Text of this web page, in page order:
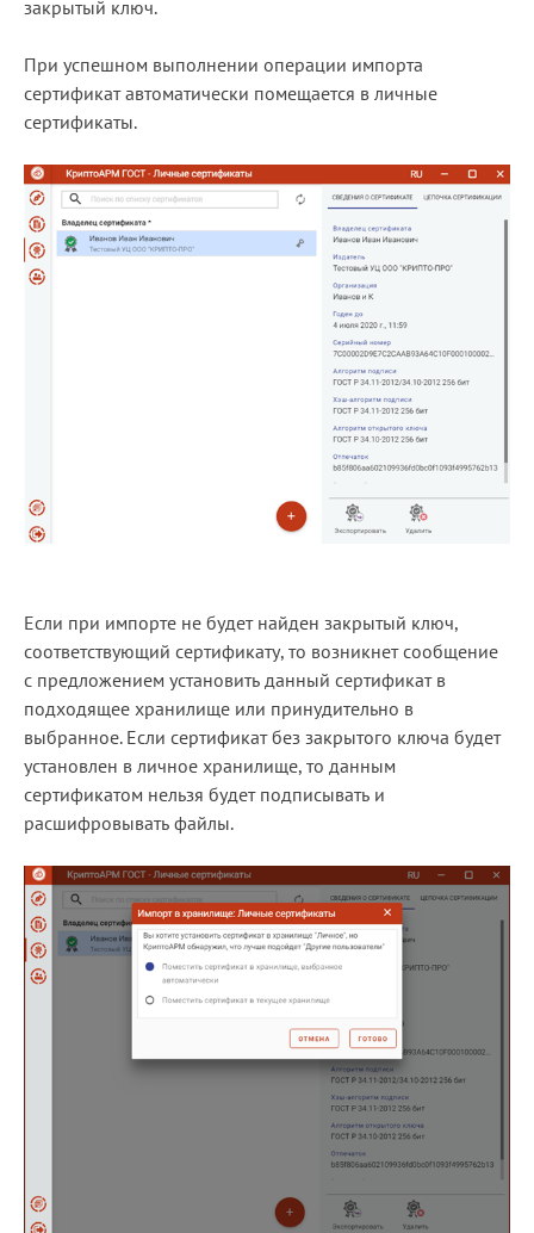
закрытый ключ.
При успешном выполнении операции импорта
сертификат автоматически помещается в личные
сертификаты.
Если при импорте не будет найден закрытый ключ,
соответствующий сертификату, то возникнет сообщение
с предложением установить данный сертификат в
подходящее хранилище или принудительно в
выбранное. Если сертификат без закрытого ключа будет
установлен в личное хранилище, то данным
сертификатом нельзя будет подписывать и
расшифровывать файлы.